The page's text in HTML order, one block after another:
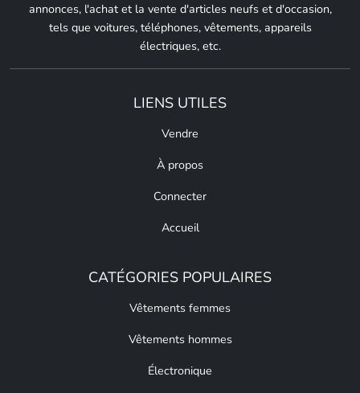
annonces, l'achat et la vente d'articles neufs et d'occasion,
tels que voitures, téléphones, vêtements, appareils
électriques, etc.
LIENS UTILES
Vendre
À propos
Connecter
Accueil
CATÉGORIES POPULAIRES
Vêtements femmes
Vêtements hommes
Électronique